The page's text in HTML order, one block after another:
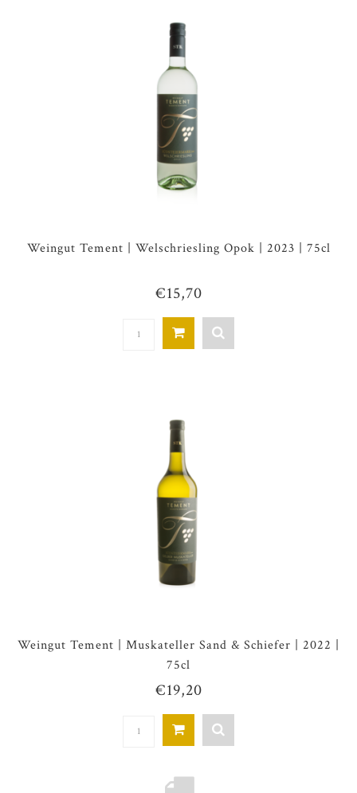
Weingut Tement | Welschriesling Opok | 2023 | 75cl
€15,70
Weingut Tement | Muskateller Sand & Schiefer | 2022 |
75cl
€19,20